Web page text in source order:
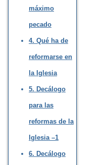
máximo
pecado
4. Qué ha de
reformarse en
la Iglesia
5. Decálogo
para las
reformas de la
Iglesia –1
6. Decálogo